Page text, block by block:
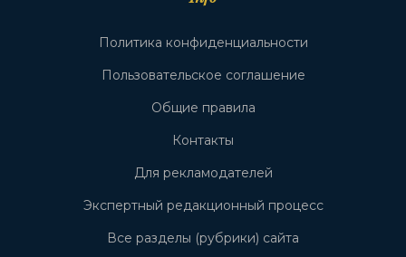
Политика конфиденциальности
Пользовательское соглашение
Общие правила
Контакты
Для рекламодателей
Экспертный редакционный процесс
Все разделы (рубрики) сайта